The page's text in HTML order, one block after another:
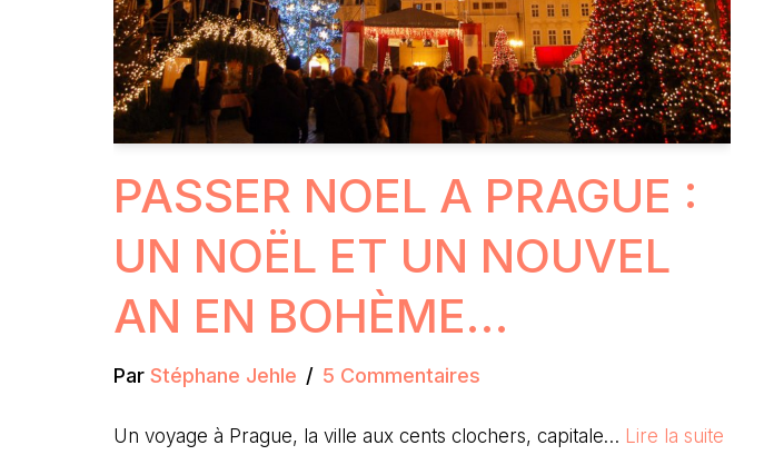
PASSER NOEL A PRAGUE :
UN NOËL ET UN NOUVEL
AN EN BOHÈME…
Par Stéphane Jehle 5 Commentaires
Un voyage à Prague, la ville aux cents clochers, capitale… Lire la suite